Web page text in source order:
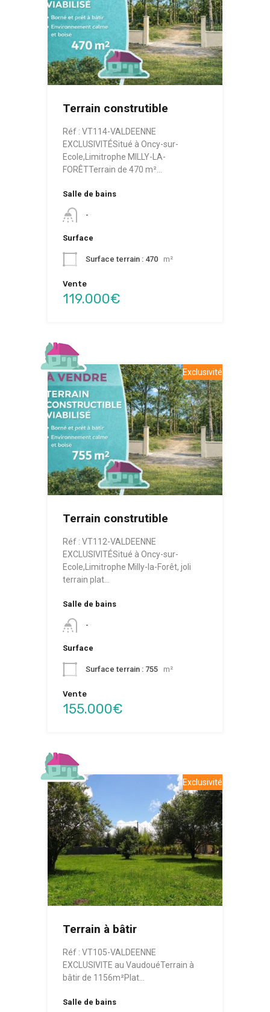
Terrain construtible
Réf : VT114-VALDEENNE
EXCLUSIVITÉSitué à Oncy-sur-
Ecole,Limitrophe MILLY-LA-
FORÊTTerrain de 470 m²…
Salle de bains
-
Surface
Surface terrain : 470 m²
Vente
119.000€
Terrain construtible
Exclusivité
Réf : VT112-VALDEENNE
EXCLUSIVITÉSitué à Oncy-sur-
Ecole,Limitrophe Milly-la-Forêt, joli
terrain plat…
Salle de bains
-
Surface
Surface terrain : 755 m²
Vente
155.000€
Terrain à bâtir
Exclusivité
Réf : VT105-VALDEENNE
EXCLUSIVITE au VaudouéTerrain à
bâtir de 1156m²Plat…
Salle de bains